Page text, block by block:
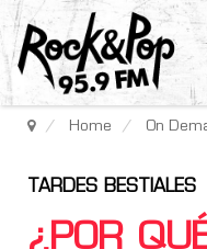
Home On
TARDES BESTIALES
¿POR